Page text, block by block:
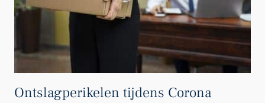
Ontslagperikelen tijdens Corona